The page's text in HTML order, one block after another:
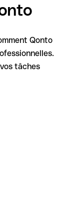
Qonto
tâches